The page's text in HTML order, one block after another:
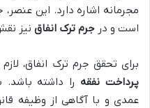
مجرمانه اشاره دارد. این
است و در جرم ترک انفاق نیز
برای تحقق جرم ترک انفاق،
پرداخت نفقه را داشته
عمدی و با آگاهی از وظیفه